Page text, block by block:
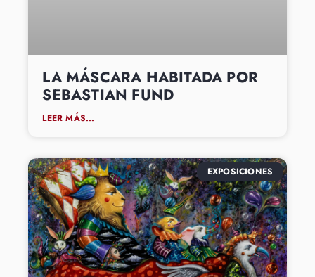
LA MÁSCARA HABITADA POR
SEBASTIAN FUND
LEER MÁS...
EXPOSICIONES